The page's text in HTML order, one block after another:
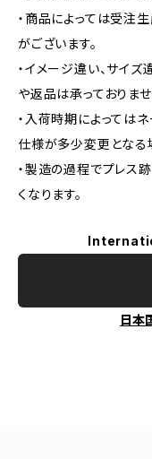
・商品によっては受注
がございます。
・イメージ違い、サイ
や返品は承っておりませ
・入荷時期によっては
仕様が多少変更となる
・製造の過程でプレス
くなります。
日本